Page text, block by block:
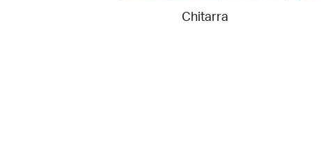
Chitarra